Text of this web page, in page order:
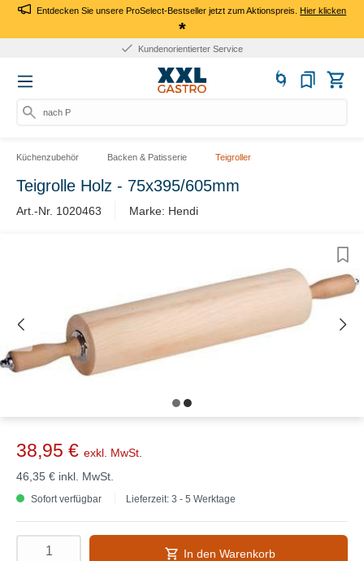
Entdecken Sie unsere ProSelect-Bestseller jetzt zum Aktionspreis.Hier klicken
*
Kundenorientierter Service
nach Pro
Küchenzubehör Backen & Patisserie Teigroller
Teigrolle Holz - 75x395/605mm
Art.-Nr. 1020463 Marke: Hendi
38,95 € exkl. MwSt.
46,35 € inkl. MwSt.
Sofort verfügbar Lieferzeit: 3 - 5 Werktage
In den Warenkorb